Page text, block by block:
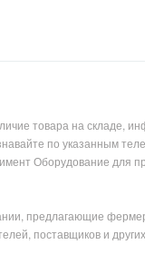
товара на складе,
по указанным
Оборудование для
предлагающие
поставщиков и